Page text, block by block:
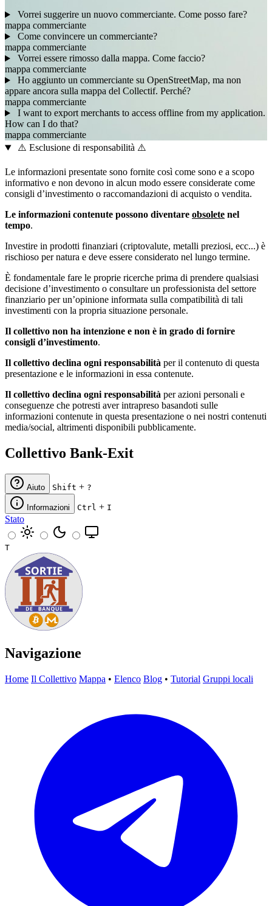
Vorrei suggerire un nuovo commerciante. Come posso fare?
mappa commerciante
Come convincere un commerciante?
mappa commerciante
Vorrei essere rimosso dalla mappa. Come faccio?
mappa commerciante
Ho aggiunto un commerciante su OpenStreetMap, ma non
appare ancora sulla mappa del Collectif. Perché?
mappa commerciante
I want to export merchants to access offline from my application.
How can I do that?
mappa commerciante
⚠️ Esclusione di responsabilità ⚠️
Le informazioni presentate sono fornite così come sono e a scopo
informativo e non devono in alcun modo essere considerate come
consigli d’investimento o raccomandazioni di acquisto o vendita.
Le informazioni contenute possono diventare obsolete nel
tempo.
Investire in prodotti finanziari (criptovalute, metalli preziosi, ecc...) è
rischioso per natura e deve essere considerato nel lungo termine.
È fondamentale fare le proprie ricerche prima di prendere qualsiasi
decisione d’investimento o consultare un professionista del settore
finanziario per un’opinione informata sulla compatibilità di tali
investimenti con la propria situazione personale.
Il collettivo non ha intenzione e non è in grado di fornire
consigli d’investimento.
Il collettivo declina ogni responsabilità per il contenuto di questa
presentazione e le informazioni in essa contenute.
Il collettivo declina ogni responsabilità per azioni personali e
conseguenze che potresti aver intrapreso basandoti sulle
informazioni contenute in questa presentazione o nei nostri contenuti
media/social, altrimenti disponibili pubblicamente.
Collettivo Bank-Exit
Aiuto Shift + ?
Informazioni Ctrl + I
Stato
T
Navigazione
Home Il Collettivo Mappa • Elenco Blog • Tutorial Gruppi locali